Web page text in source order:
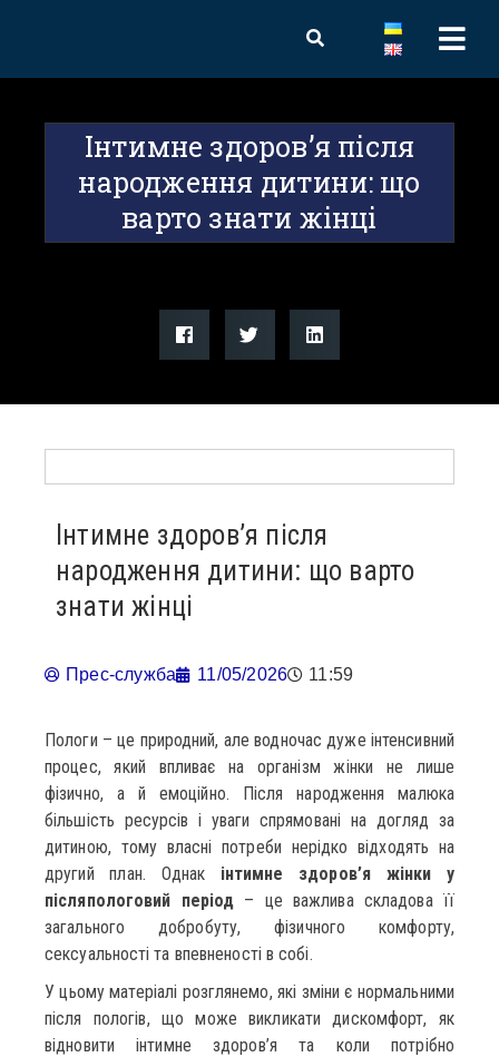
Інтимне здоров’я після
народження дитини: що
варто знати жінці
Інтимне здоров’я після
народження дитини: що варто
знати жінці
Прес-служба 11/05/2026 11:59
Пологи – це природний, але водночас дуже інтенсивний
процес, який впливає на організм жінки не лише
фізично, а й емоційно. Після народження малюка
більшість ресурсів і уваги спрямовані на догляд за
дитиною, тому власні потреби нерідко відходять на
другий план. Однак інтимне здоров’я жінки у
післяпологовий період – це важлива складова її
загального добробуту, фізичного комфорту,
сексуальності та впевненості в собі.
У цьому матеріалі розглянемо, які зміни є нормальними
після пологів, що може викликати дискомфорт, як
відновити інтимне здоров’я та коли потрібно